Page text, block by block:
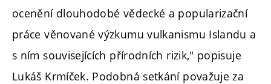
ocenění dlouhodobé vědecké a popularizační
práce věnované výzkumu vulkanismu Islandu a
s ním souvisejících přírodních rizik," popisuje
Lukáš Krmíček. Podobná setkání považuje za